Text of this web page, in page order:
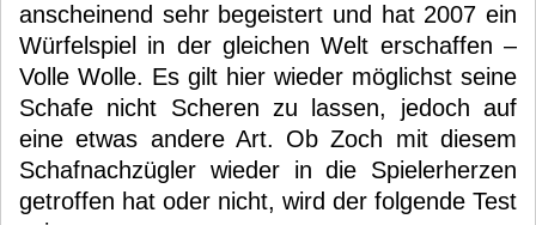
anscheinend sehr begeistert und hat 2007 ein
Würfelspiel in der gleichen Welt erschaffen –
Volle Wolle. Es gilt hier wieder möglichst seine
Schafe nicht Scheren zu lassen, jedoch auf
eine etwas andere Art. Ob Zoch mit diesem
Schafnachzügler wieder in die Spielerherzen
getroffen hat oder nicht, wird der folgende Test